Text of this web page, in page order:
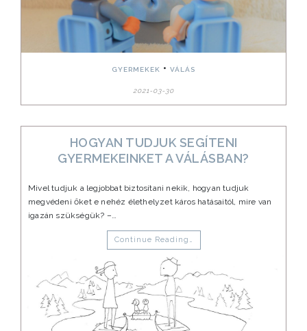
GYERMEKEK • VÁLÁS
2021-03-30
HOGYAN TUDJUK SEGÍTENI
GYERMEKEINKET A VÁLÁSBAN?
Mivel tudjuk a legjobbat biztosítani nekik, hogyan tudjuk
megvédeni őket e nehéz élethelyzet káros hatásaitól, mire van
igazán szükségük? –…
Continue Reading…